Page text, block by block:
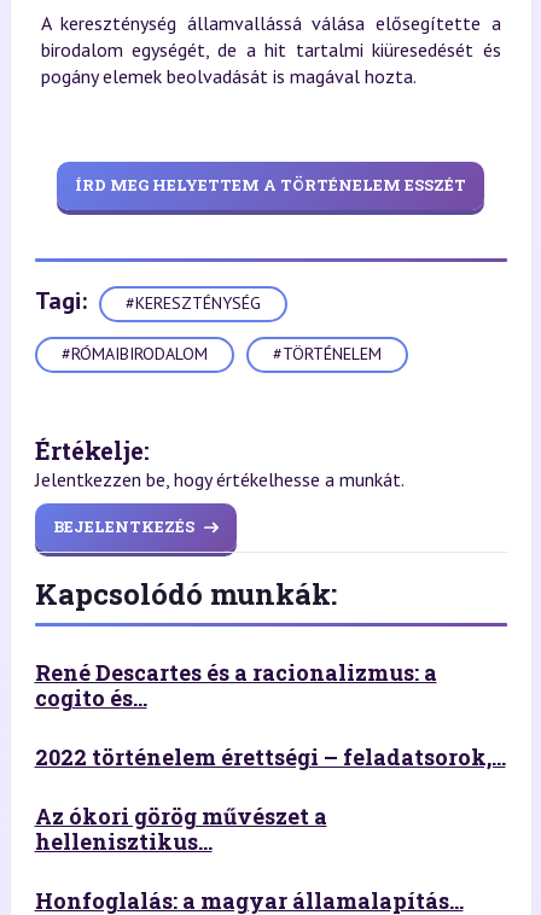
A kereszténység államvallássá válása elősegítette a
birodalom egységét, de a hit tartalmi kiüresedését és
pogány elemek beolvadását is magával hozta.
ÍRD MEG HELYETTEM A TÖRTÉNELEM ESSZÉT
Tagi: #KERESZTÉNYSÉG
#RÓMAIBIRODALOM #TÖRTÉNELEM
Értékelje:
Jelentkezzen be, hogy értékelhesse a munkát.
BEJELENTKEZÉS
Kapcsolódó munkák:
René Descartes és a racionalizmus: a
cogito és...
2022 történelem érettségi – feladatsorok,...
Az ókori görög művészet a
hellenisztikus...
Honfoglalás: a magyar államalapítás...